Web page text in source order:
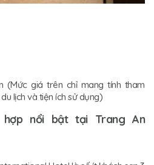
(Mức giá trên chỉ mang tính tham
lịch và tiện ích sử dụng)
nổi bật tại Trang An